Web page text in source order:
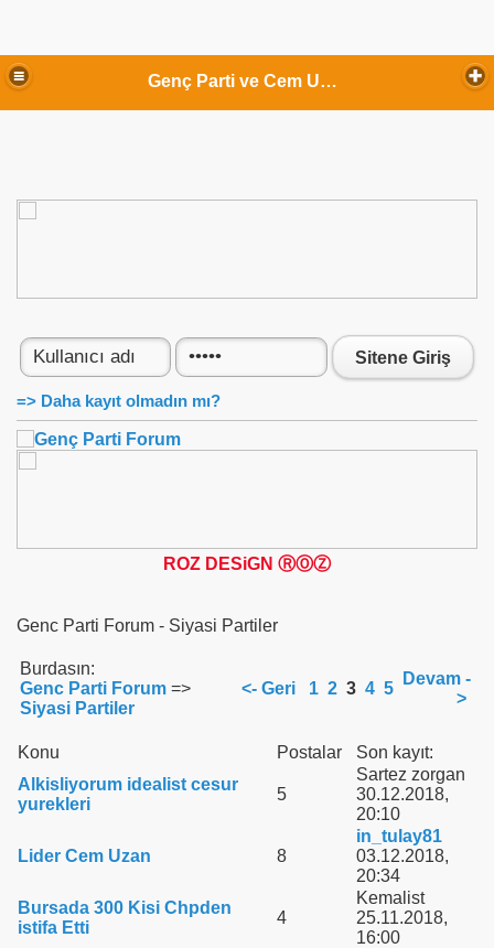
Genç Parti ve Cem Uzan
Sitene Giriş
=> Daha kayıt olmadın mı?
ROZ DESiGN ⓇⓄⓏ
Genc Parti Forum - Siyasi Partiler
Burdasın:
Genc Parti Forum =>
Siyasi Partiler
<- Geri 1 2 3 4 5
Devam -
>
Konu Postalar
Son kayıt:
Alkisliyorum idealist cesur
yurekleri
5
Sartez zorgan
30.12.2018,
20:10
Lider Cem Uzan 8
in_tulay81
03.12.2018,
20:34
Bursada 300 Kisi Chpden
istifa Etti
4
Kemalist
25.11.2018,
16:00